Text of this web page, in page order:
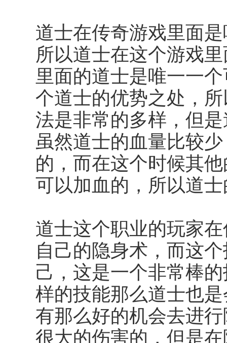
道士在传奇游戏里面
所以道士在这个游戏
里面的道士是唯一一
个道士的优势之处，
法是非常的多样，但
虽然道士的血量比较
的，而在这个时候其
可以加血的，所以道
道士这个职业的玩家
自己的隐身术，而这
己，这是一个非常棒
样的技能那么道士也
有那么好的机会去进
很大的伤害的，但是